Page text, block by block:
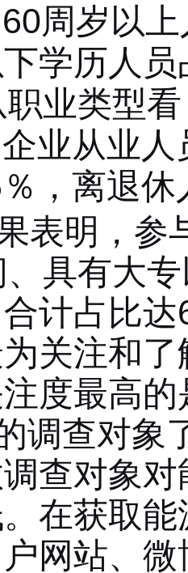
60周岁以
学历人员
业类型
企业从业人
％ ，离退
表明，参
具有大
计占比达
关注和
度最高
调查对象
查对象
在获取
网站、